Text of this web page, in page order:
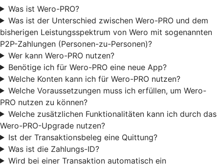
Was ist Wero-PRO?
Was ist der Unterschied zwischen Wero-PRO und dem
bisherigen Leistungsspektrum von Wero mit sogenannten
P2P-Zahlungen (Personen-zu-Personen)?
Wer kann Wero-PRO nutzen?
Benötige ich für Wero-PRO eine neue App?
Welche Konten kann ich für Wero-PRO nutzen?
Welche Voraussetzungen muss ich erfüllen, um Wero-
PRO nutzen zu können?
Welche zusätzlichen Funktionalitäten kann ich durch das
Wero-PRO-Upgrade nutzen?
Ist der Transaktionsbeleg eine Quittung?
Was ist die Zahlungs-ID?
Wird bei einer Transaktion automatisch ein